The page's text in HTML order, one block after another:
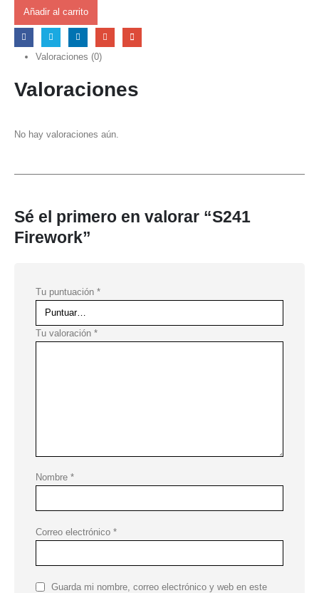
Añadir al carrito
Valoraciones (0)
Valoraciones
No hay valoraciones aún.
Sé el primero en valorar “S241
Firework”
Tu puntuación *
Tu valoración *
Nombre *
Correo electrónico *
Guarda mi nombre, correo electrónico y web en este